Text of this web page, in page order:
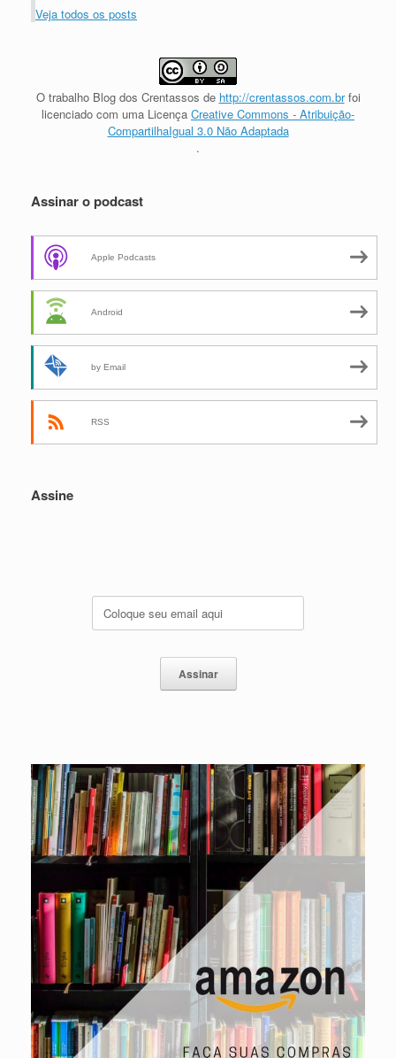
Veja todos os posts
O trabalho Blog dos Crentassos de http://crentassos.com.brfoi
licenciado com uma Licença Creative Commons - Atribuição-
CompartilhaIgual 3.0 Não Adaptada
.
Assinar o podcast
Apple Podcasts
Android
by Email
RSS
Assine